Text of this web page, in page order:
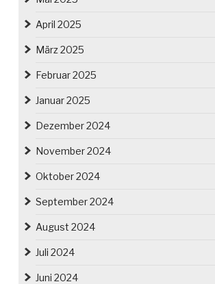
April 2025
März 2025
Februar 2025
Januar 2025
Dezember 2024
November 2024
Oktober 2024
September 2024
August 2024
Juli 2024
Juni 2024